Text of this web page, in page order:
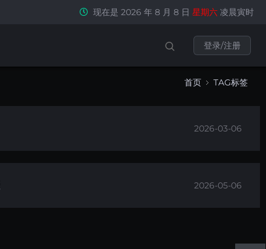
现在是 2026 年 8 月 8 日 星期六 凌晨寅时
登录/注册
首页 TAG标签
2026-03-06
2026-05-06